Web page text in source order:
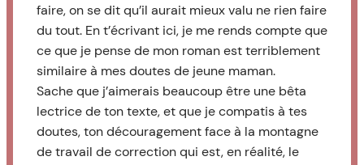
faire, on se dit qu’il aurait mieux valu ne rien faire
du tout. En t’écrivant ici, je me rends compte que
ce que je pense de mon roman est terriblement
similaire à mes doutes de jeune maman.
Sache que j’aimerais beaucoup être une bêta
lectrice de ton texte, et que je compatis à tes
doutes, ton découragement face à la montagne
de travail de correction qui est, en réalité, le